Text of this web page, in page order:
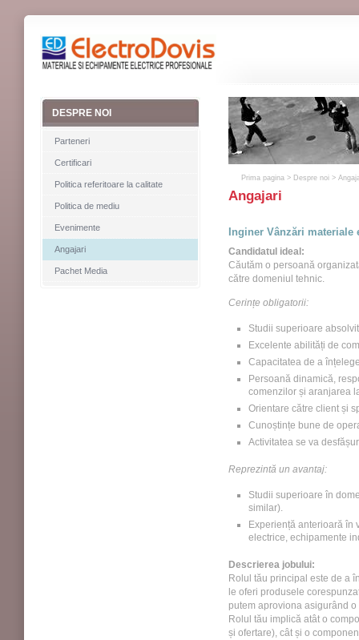
Prima pagina > Despre noi >
Angajari
Inginer Vânzări materiale
Candidatul ideal:
Căutăm o persoană
către domeniul tehnic.
Cerințe obligatorii:
Studii superioare
Excelente abilități de
Capacitatea de a
Persoană dinamică,
comenzilor și aranjarea
Orientare către client și
Cunoștințe bune de
Activitatea se va
Reprezintă un avantaj:
Studii superioare în
similar).
Experiență anterioară în
electrice, echipamente
Descrierea jobului:
Rolul tău principal este de a
le oferi produsele
putem aproviona asigurând
Rolul tău implică atât o
și ofertare), cât și o
DESPRE NOI
Parteneri
Certificari
Politica referitoare la calitate
Politica de mediu
Evenimente
Angajari
Pachet Media